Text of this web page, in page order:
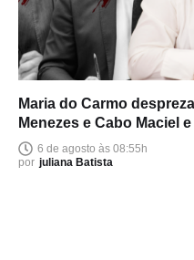
Maria do Carmo
Menezes e Cabo Maciel
6 de agosto às 08:55h
por juliana Batista